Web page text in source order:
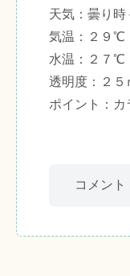
天気：曇り時
気温：２９℃
水温：２７℃
透明度：２５
ポイント：
コメント